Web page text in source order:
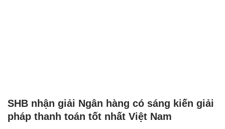
SHB nhận giải Ngân hàng có sáng kiến giải
pháp thanh toán tốt nhất Việt Nam